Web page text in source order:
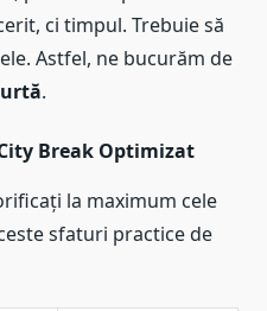
ci timpul. Trebuie să
Astfel, ne bucurăm de
.
Break Optimizat
la maximum cele
sfaturi practice de